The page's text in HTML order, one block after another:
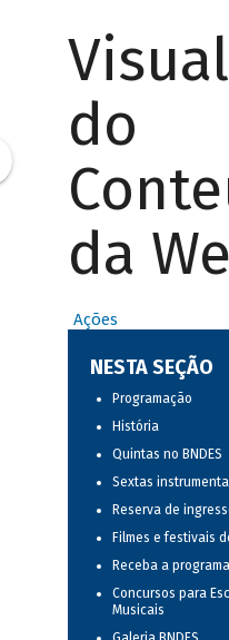
do
da
Ações
NESTA SEÇÃO
Programação
História
Quintas no BNDES
Sextas
Reserva de
Filmes e festivais
Receba a
Concursos para
Musicais